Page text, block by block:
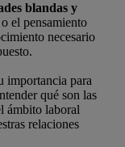
blandas y
el pensamiento
necesario
importancia para
qué son las
ámbito laboral
relaciones